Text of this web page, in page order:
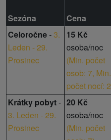
Sezóna Cena
Celoročne-3.
Leden - 29.
Prosinec
15 Kč
osoba/noc
(Min. počet
osob: 7, Min.
počet nocí: 2
Krátky pobyt-
3. Leden - 29.
Prosinec
20 Kč
osoba/noc
(Min. počet